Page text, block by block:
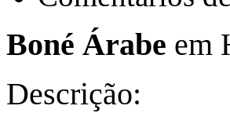
Boné Árabe em
Descrição: